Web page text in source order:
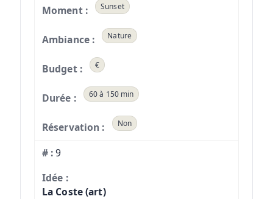
Sunset
Nature
€
60 à 150 min
Non
9
La Coste (art)